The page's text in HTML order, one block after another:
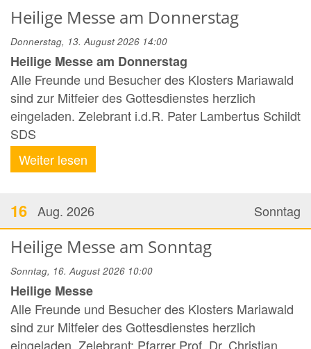
Heilige Messe am Donnerstag
Donnerstag, 13. August 2026 14:00
Heilige Messe am Donnerstag
Alle Freunde und Besucher des Klosters Mariawald
sind zur Mitfeier des Gottesdienstes herzlich
eingeladen. Zelebrant i.d.R. Pater Lambertus Schildt
SDS
Weiter lesen
Sonntag
16 Aug. 2026
Heilige Messe am Sonntag
Sonntag, 16. August 2026 10:00
Heilige Messe
Alle Freunde und Besucher des Klosters Mariawald
sind zur Mitfeier des Gottesdienstes herzlich
eingeladen. Zelebrant: Pfarrer Prof. Dr. Christian